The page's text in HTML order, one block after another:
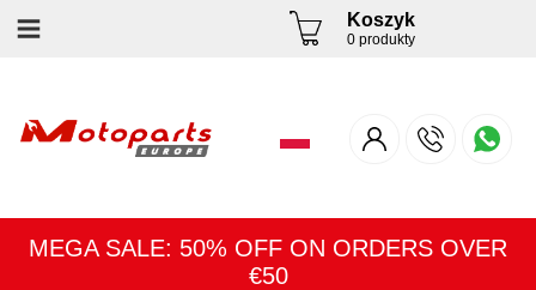
Koszyk
0 produkty
MEGA SALE: 50% OFF ON ORDERS OVER
€50